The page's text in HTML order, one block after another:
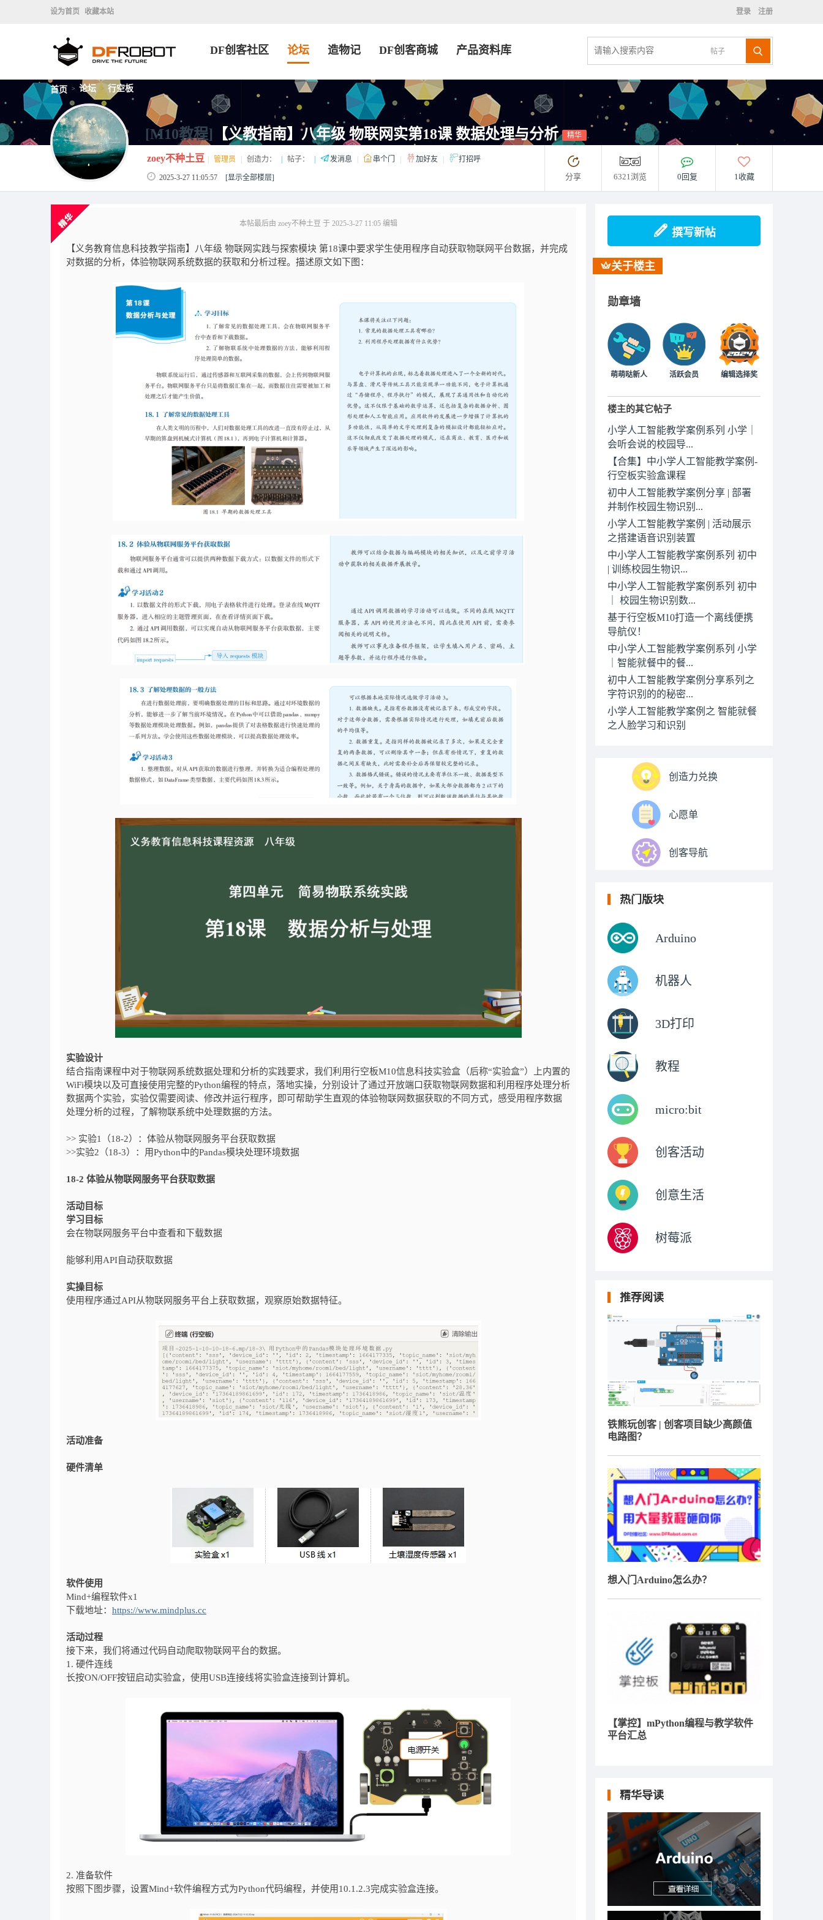
设为首页 收藏本站 登录 注册
帖子
DF创客社区 论坛 造物记 DF创客商城 产品资料库
首页 > 论坛 > 行空板
[M10教程] 【义教指南】八年级 物联网实第18课 数据处理与分析 精华
zoey不种土豆 管理员 创造力： 帖子： 发消息 串个门 加好友 打招呼
2025-3-27 11:05:57 [显示全部楼层] 分享 6321浏览 0回复 1收藏
本帖最后由 zoey不种土豆 于 2025-3-27 11:05 编辑
【义务教育信息科技教学指南】八年级 物联网实践与探索模块 第18课中要求学生使用程序自动获取物联网平台数据，并完成
对数据的分析，体验物联网系统数据的获取和分析过程。描述原文如下图：
实验设计
结合指南课程中对于物联网系统数据处理和分析的实践要求，我们利用行空板M10信息科技实验盒（后称“实验盒”）上内置的
WiFi模块以及可直接使用完整的Python编程的特点，落地实操，分别设计了通过开放端口获取物联网数据和利用程序处理分析
数据两个实验，实验仅需要阅读、修改并运行程序，即可帮助学生直观的体验物联网数据获取的不同方式，感受用程序数据
处理分析的过程，了解物联系统中处理数据的方法。
>> 实验1（18-2）：体验从物联网服务平台获取数据
>>实验2（18-3）：用Python中的Pandas模块处理环境数据
18-2 体验从物联网服务平台获取数据
活动目标
学习目标
会在物联网服务平台中查看和下载数据
能够利用API自动获取数据
实操目标
使用程序通过API从物联网服务平台上获取数据，观察原始数据特征。
活动准备
硬件清单
软件使用
Mind+编程软件x1
下载地址： https://www.mindplus.cc
活动过程
接下来，我们将通过代码自动爬取物联网平台的数据。
1. 硬件连线
长按ON/OFF按钮启动实验盒，使用USB连接线将实验盒连接到计算机。
2. 准备软件
按照下图步骤，设置Mind+软件编程方式为Python代码编程，并使用10.1.2.3完成实验盒连接。
撰写新帖
关于楼主
勋章墙
萌萌哒新人 活跃会员 编辑选择奖
楼主的其它帖子
小学人工智能教学案例系列 小学｜
会听会说的校园导...
【合集】中小学人工智能教学案例-
行空板实验盒课程
初中人工智能教学案例分享 | 部署
并制作校园生物识别...
小学人工智能教学案例 | 活动展示
之搭建语音识别装置
中小学人工智能教学案例系列 初中
| 训练校园生物识...
中小学人工智能教学案例系列 初中
｜ 校园生物识别数...
基于行空板M10打造一个离线便携
导航仪！
中小学人工智能教学案例系列 小学
｜智能就餐中的餐...
初中人工智能教学案例分享系列之
字符识别的的秘密...
小学人工智能教学案例之 智能就餐
之人脸学习和识别
创造力兑换
心愿单
创客导航
热门版块
Arduino
机器人
3D打印
教程
micro:bit
创客活动
创意生活
树莓派
推荐阅读
铁熊玩创客 | 创客项目缺少高颜值
电路图？
想入门Arduino怎么办？
【掌控】mPython编程与教学软件
平台汇总
精华导读